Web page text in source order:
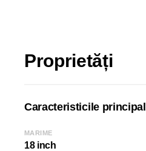
Proprietăți
Caracteristicile
MARIME
18 inch